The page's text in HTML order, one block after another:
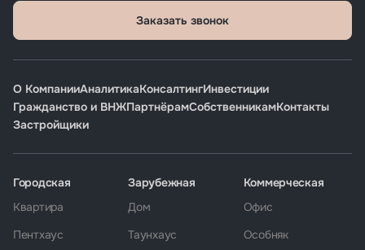
Заказать звонок
О КомпанииАналитикаКонсалтингИнвестиции
Гражданство и ВНЖПартнёрамСобственникамКонтакты
Застройщики
Городская
Квартира
Пентхаус
Зарубежная
Дом
Таунхаус
Коммерческая
Офис
Особняк